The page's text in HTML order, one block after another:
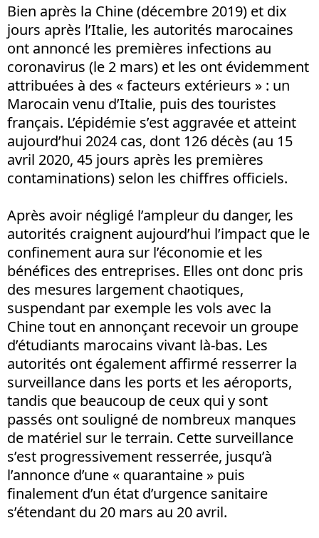
Bien après la Chine (décembre 2019) et dix
jours après l’Italie, les autorités marocaines
ont annoncé les premières infections au
coronavirus (le 2 mars) et les ont évidemment
attribuées à des « facteurs extérieurs » : un
Marocain venu d’Italie, puis des touristes
français. L’épidémie s’est aggravée et atteint
aujourd’hui 2024 cas, dont 126 décès (au 15
avril 2020, 45 jours après les premières
contaminations) selon les chiffres officiels.
Après avoir négligé l’ampleur du danger, les
autorités craignent aujourd’hui l’impact que le
confinement aura sur l’économie et les
bénéfices des entreprises. Elles ont donc pris
des mesures largement chaotiques,
suspendant par exemple les vols avec la
Chine tout en annonçant recevoir un groupe
d’étudiants marocains vivant là-bas. Les
autorités ont également affirmé resserrer la
surveillance dans les ports et les aéroports,
tandis que beaucoup de ceux qui y sont
passés ont souligné de nombreux manques
de matériel sur le terrain. Cette surveillance
s’est progressivement resserrée, jusqu’à
l’annonce d’une « quarantaine » puis
finalement d’un état d’urgence sanitaire
s’étendant du 20 mars au 20 avril.